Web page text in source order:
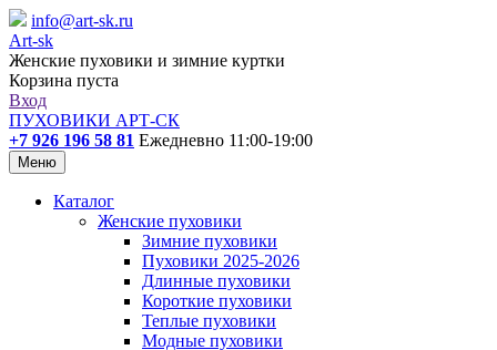
info@art-sk.ru
Art-sk
Женские пуховики и зимние куртки
Корзина пуста
Вход
ПУХОВИКИ АРТ-СК
+7 926 196 58 81 Ежедневно 11:00-19:00
Меню
Каталог
Женские пуховики
Зимние пуховики
Пуховики 2025-2026
Длинные пуховики
Короткие пуховики
Теплые пуховики
Модные пуховики